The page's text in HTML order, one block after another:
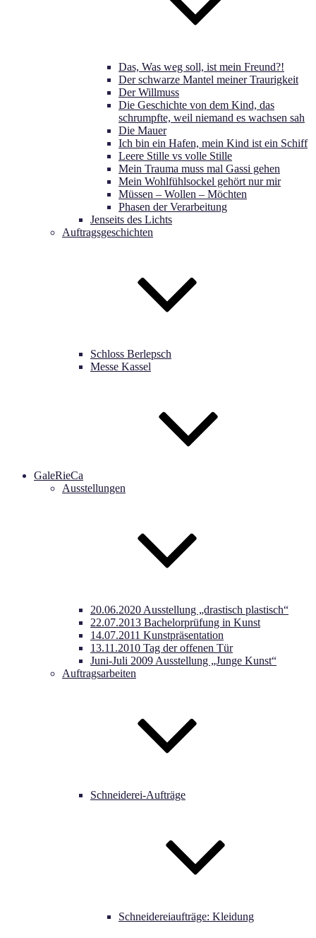
Das, Was weg soll, ist mein Freund?!
Der schwarze Mantel meiner Traurigkeit
Der Willmuss
Die Geschichte von dem Kind, das
schrumpfte, weil niemand es wachsen sah
Die Mauer
Ich bin ein Hafen, mein Kind ist ein Schiff
Leere Stille vs volle Stille
Mein Trauma muss mal Gassi gehen
Mein Wohlfühlsockel gehört nur mir
Müssen – Wollen – Möchten
Phasen der Verarbeitung
Jenseits des Lichts
Auftragsgeschichten
Schloss Berlepsch
Messe Kassel
GaleRieCa
Ausstellungen
20.06.2020 Ausstellung „drastisch plastisch“
22.07.2013 Bachelorprüfung in Kunst
14.07.2011 Kunstpräsentation
13.11.2010 Tag der offenen Tür
Juni-Juli 2009 Ausstellung „Junge Kunst“
Auftragsarbeiten
Schneiderei-Aufträge
Schneidereiaufträge: Kleidung